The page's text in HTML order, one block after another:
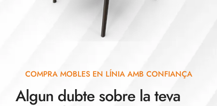
COMPRA MOBLES EN LÍNIA AMB CONFIANÇA
Algun dubte sobre la teva